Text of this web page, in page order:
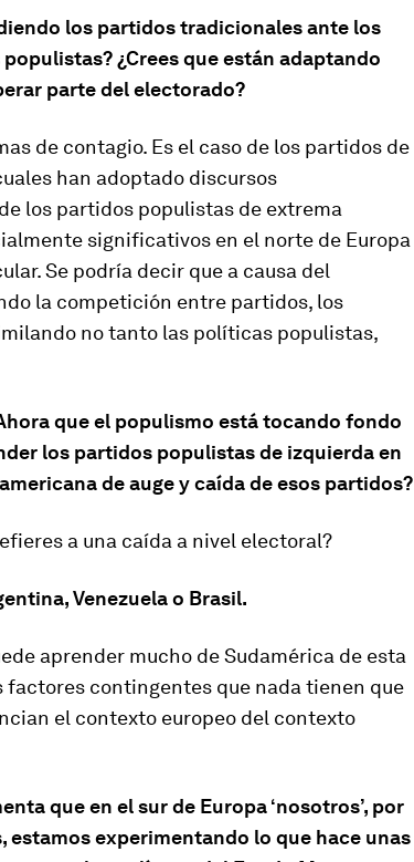
los partidos tradicionales ante los
¿Crees que están adaptando
parte del electorado?
de contagio. Es el caso de los partidos de
han adoptado discursos
los partidos populistas de extrema
significativos en el norte de Europa
Se podría decir que a causa del
la competición entre partidos, los
no tanto las políticas populistas,
que el populismo está tocando fondo
los partidos populistas de izquierda en
de auge y caída de esos partidos?
a una caída a nivel electoral?
Venezuela o Brasil.
aprender mucho de Sudamérica de esta
factores contingentes que nada tienen que
el contexto europeo del contexto
que en el sur de Europa ‘nosotros’, por
experimentando lo que hace unas